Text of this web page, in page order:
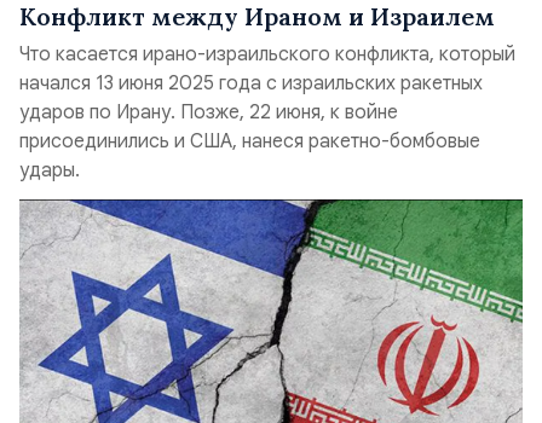
Конфликт между Ираном и Израилем
Что касается ирано-израильского конфликта, который
начался 13 июня 2025 года с израильских ракетных
ударов по Ирану. Позже, 22 июня, к войне
присоединились и США, нанеся ракетно-бомбовые
удары.